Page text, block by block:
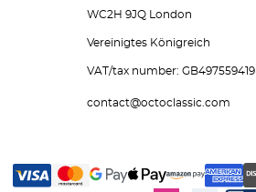
WC2H 9JQ London
Vereinigtes Königreich
VAT/tax number: GB497559419
contact@octoclassic.com